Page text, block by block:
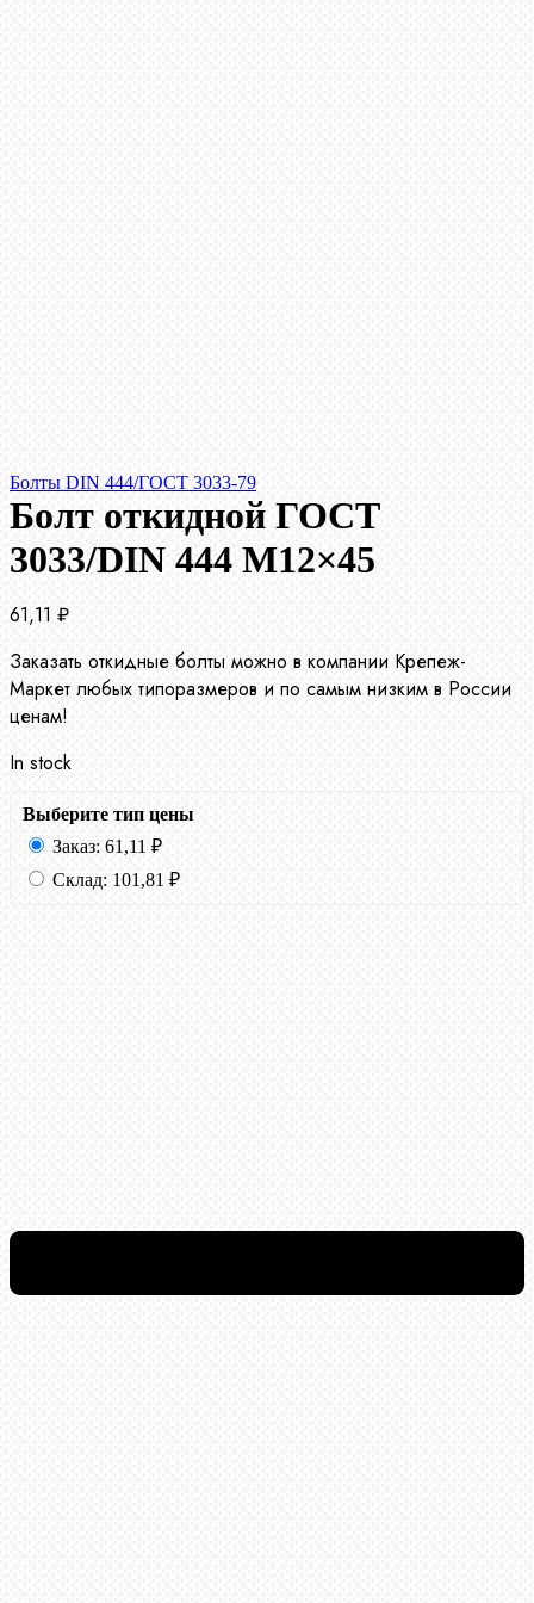
Болты DIN 444/ГОСТ 3033-79
Болт откидной ГОСТ
3033/DIN 444 М12×45
61,11 ₽
Заказать откидные болты можно в компании Крепеж-
Маркет любых типоразмеров и по самым низким в России
ценам!
In stock
Выберите тип цены
Заказ: 61,11 ₽
Склад: 101,81 ₽